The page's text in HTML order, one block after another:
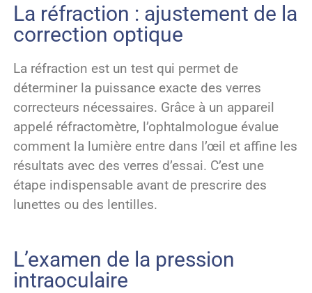
La réfraction : ajustement de la
correction optique
La réfraction est un test qui permet de
déterminer la puissance exacte des verres
correcteurs nécessaires. Grâce à un appareil
appelé réfractomètre, l’ophtalmologue évalue
comment la lumière entre dans l’œil et affine les
résultats avec des verres d’essai. C’est une
étape indispensable avant de prescrire des
lunettes ou des lentilles.
L’examen de la pression
intraoculaire